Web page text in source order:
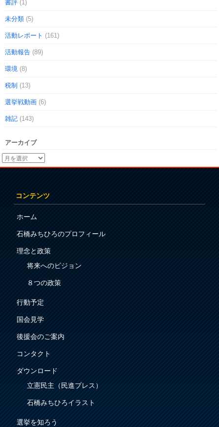
書評 (1)
未分類 (5)
活動レポート (161)
活動報告 (89)
環境 (8)
税制 (13)
選挙戦動画 (6)
雑記 (143)
アーカイブ
コンテンツ
ホーム
石橋みちひろのプロフィール
理念と政策
将来へのビジョン
８つの政策
行動予定
国会見学
後援会のご案内
コンタクト
ダウンロード
立憲民主（民進プレス）
石橋みちひろイラスト
選挙を知ろう